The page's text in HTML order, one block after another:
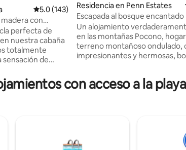
evaluacionesCalificación promedio: 5.0 de 5; 143
5.0 (143)
con
perfecta de
nuestra cabaña
totalmente
de
en
sala de estar
estaciones de
Residencia en Penn Estates
Escapada al bosque encantado
Pantalla de cine
Un alojamiento
en las montañas Pocono,
terreno montañoso ondulado,
impresionantes y hermosas,
temática "la mejor noche en
huéspedes pueden beber vino
proyector LED 4K para juegos
mundo. Disfruta de las
con acceso a la